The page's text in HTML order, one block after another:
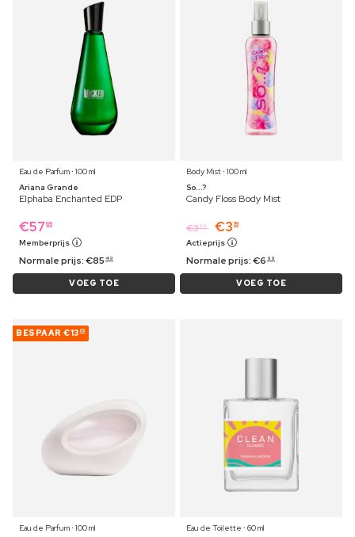
Eau de Parfum ⋅ 100 ml
Ariana Grande
Elphaba Enchanted EDP
€57 69
Memberprijs
Normale prijs:€85 49
VOEG TOE
Body Mist ⋅ 100 ml
So...?
Candy Floss Body Mist
€329 €3 19
Actieprijs
Normale prijs:€6 99
VOEG TOE
BESPAAR €13 03
Eau de Parfum ⋅ 100 ml
Eau de Toilette ⋅ 60 ml